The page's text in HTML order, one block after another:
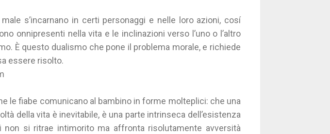
s’incarnano in certi personaggi e nelle loro azioni, cosí
onnipresenti nella vita e le inclinazioni verso l’uno o l’altro
È questo dualismo che pone il problema morale, e richiede
essere risolto.
le fiabe comunicano al bambino in forme molteplici: che una
della vita è inevitabile, è una parte intrinseca dell’esistenza
non si ritrae intimorito ma affronta risolutamente avversità